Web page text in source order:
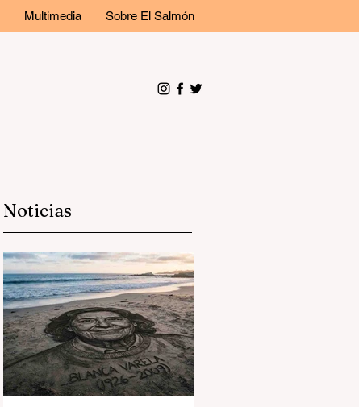
Multimedia Sobre El Salmón
Noticias